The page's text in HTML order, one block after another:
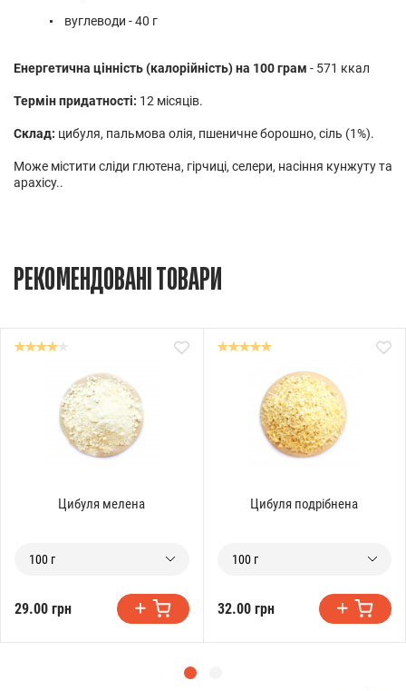
вуглеводи - 40 г
Енергетична цінність (калорійність) на 100 грам - 571 ккал
Термін придатності: 12 місяців.
Склад: цибуля, пальмова олія, пшеничне борошно, сіль (1%).
Може містити сліди глютена, гірчиці, селери, насіння кунжуту та
арахісу..
РЕКОМЕНДОВАНІ ТОВАРИ
Цибуля мелена
100 г
29.00 грн
Цибуля подрібнена
100 г
32.00 грн